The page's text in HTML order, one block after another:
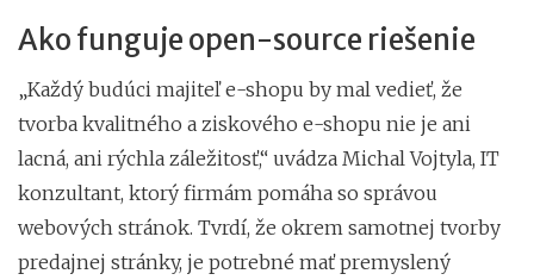
Ako funguje open-source riešenie
„Každý budúci majiteľ e-shopu by mal vedieť, že
tvorba kvalitného a ziskového e-shopu nie je ani
lacná, ani rýchla záležitosť,“ uvádza Michal Vojtyla, IT
konzultant, ktorý firmám pomáha so správou
webových stránok. Tvrdí, že okrem samotnej tvorby
predajnej stránky, je potrebné mať premyslený